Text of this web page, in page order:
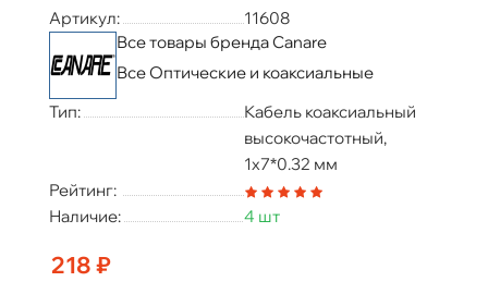
Артикул:
11608
Все товары бренда Canare
Все Оптические и коаксиальные
Тип:
Кабель коаксиальный
высокочастотный,
1х7*0.32 мм
Рейтинг:
Наличие:
4 шт
218 ₽